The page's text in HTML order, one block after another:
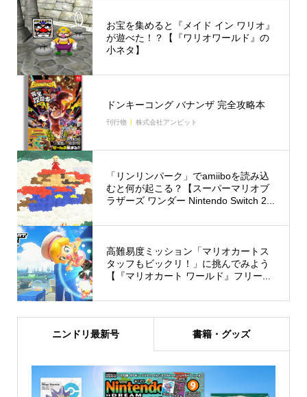
お宝を集めると『メイド イン ワリオ』
が遊べた！？【『ワリオワールド』の
小ネタ】
ドンキーコング バナンザ 完全攻略本
刊行物 株式会社アンビット
「リンリンパーク」でamiiboを読み込
むと何が起こる？【スーパーマリオブ
ラザーズ ワンダー Nintendo Switch 2...
高難易度ミッション「マリオカートス
タッフもビックリ！」に挑んでみよう
【『マリオカート ワールド』フリー...
ニンドリ最新号 書籍・グッズ